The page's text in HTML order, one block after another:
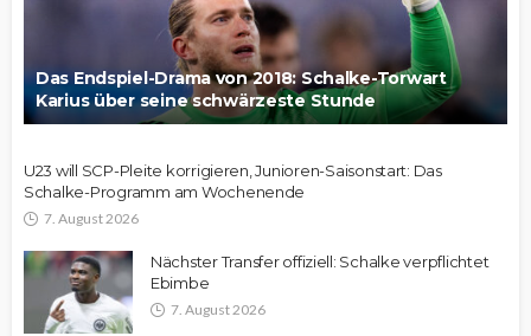
Das Endspiel-Drama von 2018: Schalke-Torwart
Karius über seine schwärzeste Stunde
U23 will SCP-Pleite korrigieren, Junioren-Saisonstart: Das
Schalke-Programm am Wochenende
7. August 2026
Nächster Transfer offiziell: Schalke verpflichtet
Ebimbe
7. August 2026